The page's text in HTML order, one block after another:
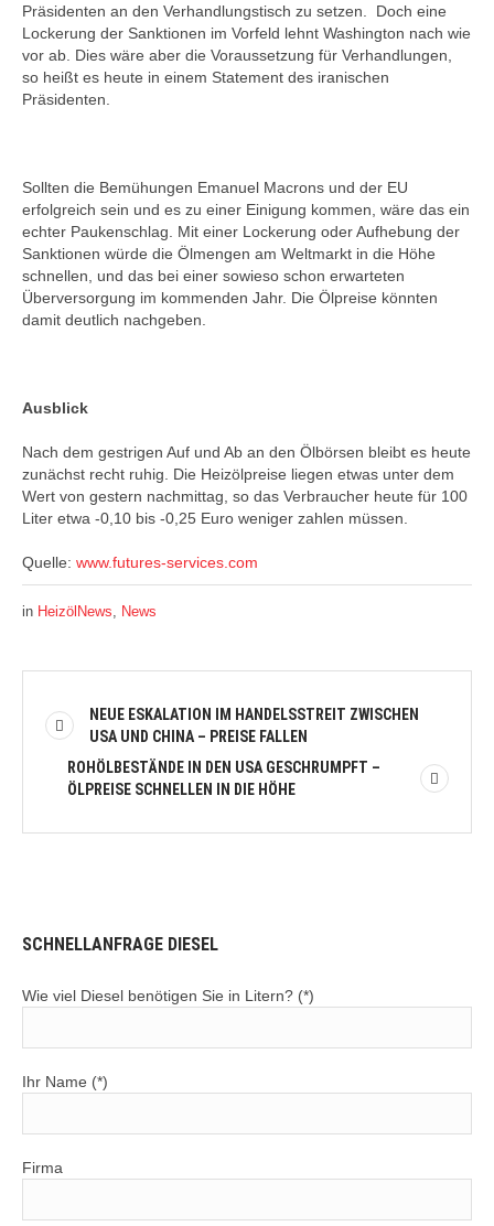
Präsidenten an den Verhandlungstisch zu setzen. Doch eine
Lockerung der Sanktionen im Vorfeld lehnt Washington nach wie
vor ab. Dies wäre aber die Voraussetzung für Verhandlungen,
so heißt es heute in einem Statement des iranischen
Präsidenten.
Sollten die Bemühungen Emanuel Macrons und der EU
erfolgreich sein und es zu einer Einigung kommen, wäre das ein
echter Paukenschlag. Mit einer Lockerung oder Aufhebung der
Sanktionen würde die Ölmengen am Weltmarkt in die Höhe
schnellen, und das bei einer sowieso schon erwarteten
Überversorgung im kommenden Jahr. Die Ölpreise könnten
damit deutlich nachgeben.
Ausblick
Nach dem gestrigen Auf und Ab an den Ölbörsen bleibt es heute
zunächst recht ruhig. Die Heizölpreise liegen etwas unter dem
Wert von gestern nachmittag, so das Verbraucher heute für 100
Liter etwa -0,10 bis -0,25 Euro weniger zahlen müssen.
Quelle: www.futures-services.com
in HeizölNews, News
NEUE ESKALATION IM HANDELSSTREIT ZWISCHEN
USA UND CHINA – PREISE FALLEN
ROHÖLBESTÄNDE IN DEN USA GESCHRUMPFT –
ÖLPREISE SCHNELLEN IN DIE HÖHE
SCHNELLANFRAGE DIESEL
Wie viel Diesel benötigen Sie in Litern? (*)
Ihr Name (*)
Firma